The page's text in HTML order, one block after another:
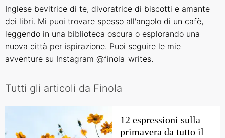
Lavora con noi
Inglese bevitrice di te, divoratrice di biscotti e amante
dei libri. Mi puoi trovare spesso all'angolo di un cafè,
leggendo in una biblioteca oscura o esplorando una
nuova città per ispirazione. Puoi seguire le mie
avventure su Instagram @finola_writes.
Tutti gli articoli da Finola
12 espressioni sulla
primavera da tutto il